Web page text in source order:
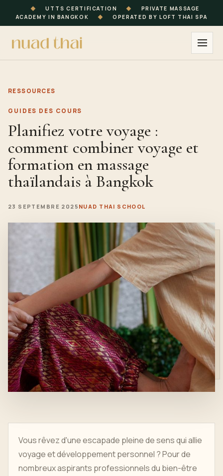
◆ UTTS CERTIFICATION ◆
PRIVATE MASSAGE
ACADEMY IN BANGKOK
◆ OPERATED BY LOFT THAI SPA
RESSOURCES
GUIDES DES COURS
Planifiez votre voyage :
comment combiner voyage et
formation en massage
thaïlandais à Bangkok
23 SEPTEMBRE 2025 NUAD THAI SCHOOL
Vous rêvez d'une escapade pleine de sens qui allie
voyage et développement personnel ? Pour de
nombreux aspirants professionnels du bien-être